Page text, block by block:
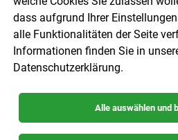
dass aufgrund Ihrer
alle Funktionalitäten der Seite
Informationen finden Sie in
Datenschutzerklärung.
Alle auswählen und